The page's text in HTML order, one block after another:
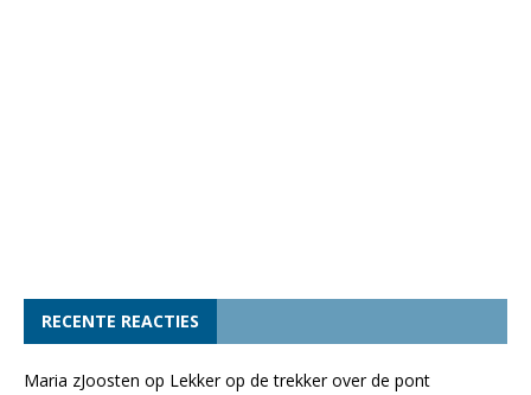
RECENTE REACTIES
Maria zJoosten op Lekker op de trekker over de pont